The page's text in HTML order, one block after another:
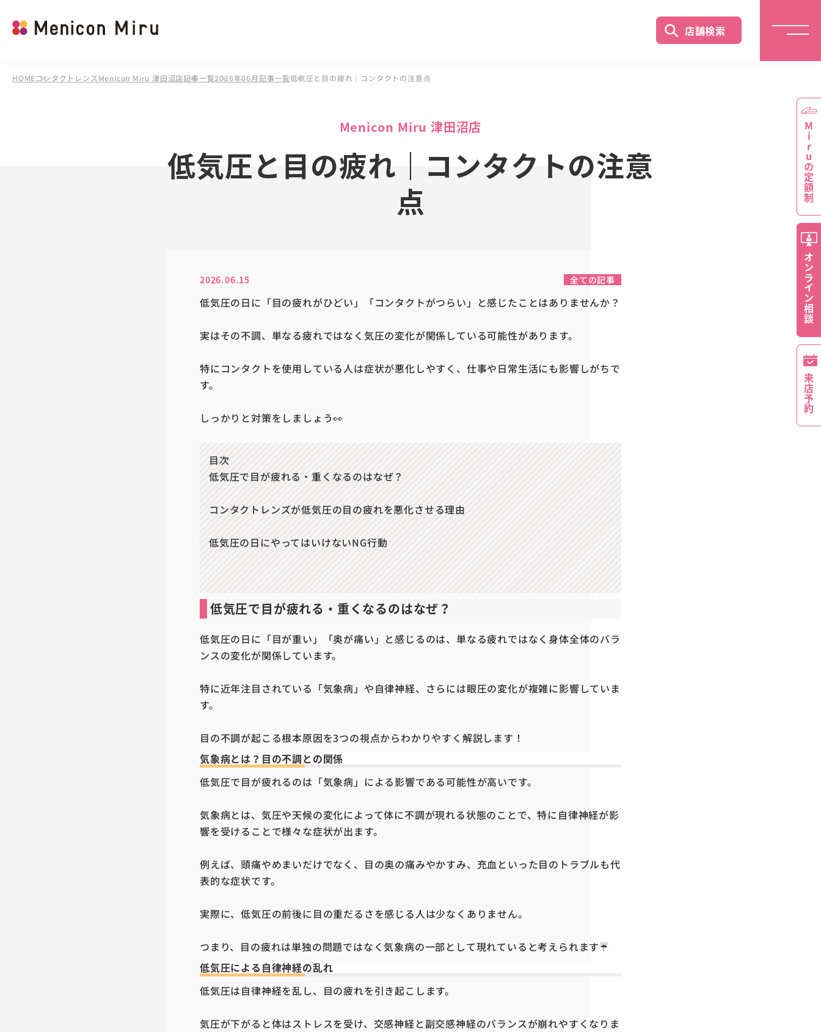
店舗検索
HOMEコンタクトレンズMenicon Miru 津田沼店記事一覧2026年06月記事一覧低気圧と目の疲れ｜コンタクトの注意点
Menicon Miru 津田沼店
低気圧と目の疲れ｜コンタクトの注意
点
2026.06.15 全ての記事
低気圧の日に「目の疲れがひどい」「コンタクトがつらい」と感じたことはありませんか？
実はその不調、単なる疲れではなく気圧の変化が関係している可能性があります。
特にコンタクトを使用している人は症状が悪化しやすく、仕事や日常生活にも影響しがちで
す。
しっかりと対策をしましょう👀
目次
低気圧で目が疲れる・重くなるのはなぜ？
コンタクトレンズが低気圧の目の疲れを悪化させる理由
低気圧の日にやってはいけないNG行動
低気圧で目が疲れる・重くなるのはなぜ？
低気圧の日に「目が重い」「奥が痛い」と感じるのは、単なる疲れではなく身体全体のバラ
ンスの変化が関係しています。
特に近年注目されている「気象病」や自律神経、さらには眼圧の変化が複雑に影響していま
す。
目の不調が起こる根本原因を3つの視点からわかりやすく解説します！
気象病とは？目の不調との関係
低気圧で目が疲れるのは「気象病」による影響である可能性が高いです。
気象病とは、気圧や天候の変化によって体に不調が現れる状態のことで、特に自律神経が影
響を受けることで様々な症状が出ます。
例えば、頭痛やめまいだけでなく、目の奥の痛みやかすみ、充血といった目のトラブルも代
表的な症状です。
実際に、低気圧の前後に目の重だるさを感じる人は少なくありません。
つまり、目の疲れは単独の問題ではなく気象病の一部として現れていると考えられます☔
低気圧による自律神経の乱れ
低気圧は自律神経を乱し、目の疲れを引き起こします。
気圧が下がると体はストレスを受け、交感神経と副交感神経のバランスが崩れやすくなりま
Miruの定額制
オンライン相談
来店予約